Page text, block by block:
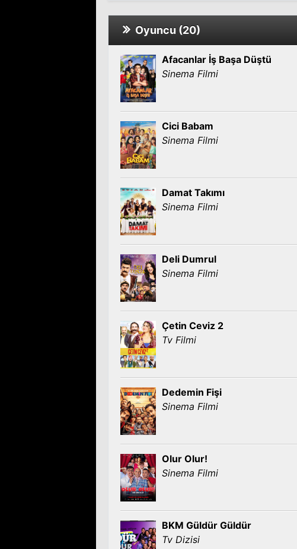
Oyuncu (20)
Afacanlar İş Başa Düştü
Sinema Filmi
Cici Babam
Sinema Filmi
Damat Takımı
Sinema Filmi
Deli Dumrul
Sinema Filmi
Çetin Ceviz 2
Tv Filmi
Dedemin Fişi
Sinema Filmi
Olur Olur!
Sinema Filmi
BKM Güldür Güldür
Tv Dizisi